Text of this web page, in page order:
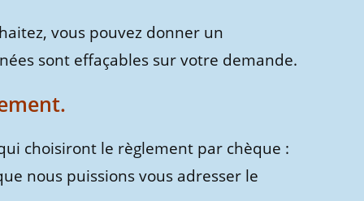
vous pouvez donner un
sont effaçables sur votre demande.
choisiront le règlement par chèque :
nous puissions vous adresser le